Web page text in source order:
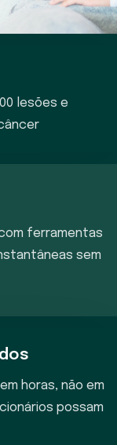
lesões e
ferramentas
sem
horas, não em
possam